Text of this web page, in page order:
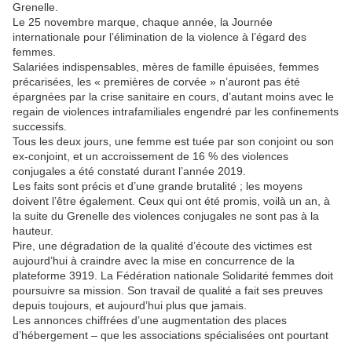
Grenelle.
Le 25 novembre marque, chaque année, la Journée
internationale pour l’élimination de la violence à l’égard des
femmes.
Salariées indispensables, mères de famille épuisées, femmes
précarisées, les « premières de corvée » n’auront pas été
épargnées par la crise sanitaire en cours, d’autant moins avec le
regain de violences intrafamiliales engendré par les confinements
successifs.
Tous les deux jours, une femme est tuée par son conjoint ou son
ex-conjoint, et un accroissement de 16 % des violences
conjugales a été constaté durant l’année 2019.
Les faits sont précis et d’une grande brutalité ; les moyens
doivent l’être également. Ceux qui ont été promis, voilà un an, à
la suite du Grenelle des violences conjugales ne sont pas à la
hauteur.
Pire, une dégradation de la qualité d’écoute des victimes est
aujourd’hui à craindre avec la mise en concurrence de la
plateforme 3919. La Fédération nationale Solidarité femmes doit
poursuivre sa mission. Son travail de qualité a fait ses preuves
depuis toujours, et aujourd’hui plus que jamais.
Les annonces chiffrées d’une augmentation des places
d’hébergement – que les associations spécialisées ont pourtant